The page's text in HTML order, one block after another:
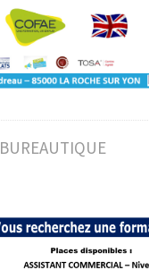
BUREAUTIQUE